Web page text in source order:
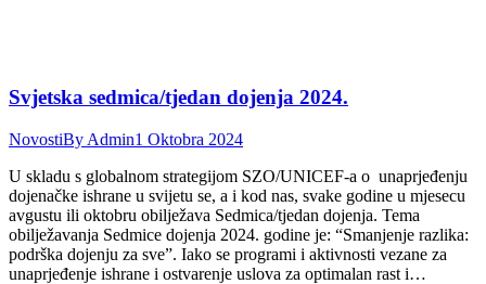
Svjetska sedmica/tjedan dojenja 2024.
NovostiBy Admin1 Oktobra 2024
U skladu s globalnom strategijom SZO/UNICEF-a o unaprjeđenju
dojenačke ishrane u svijetu se, a i kod nas, svake godine u mjesecu
avgustu ili oktobru obilježava Sedmica/tjedan dojenja. Tema
obilježavanja Sedmice dojenja 2024. godine je: “Smanjenje razlika:
podrška dojenju za sve”. Iako se programi i aktivnosti vezane za
unaprjeđenje ishrane i ostvarenje uslova za optimalan rast i…